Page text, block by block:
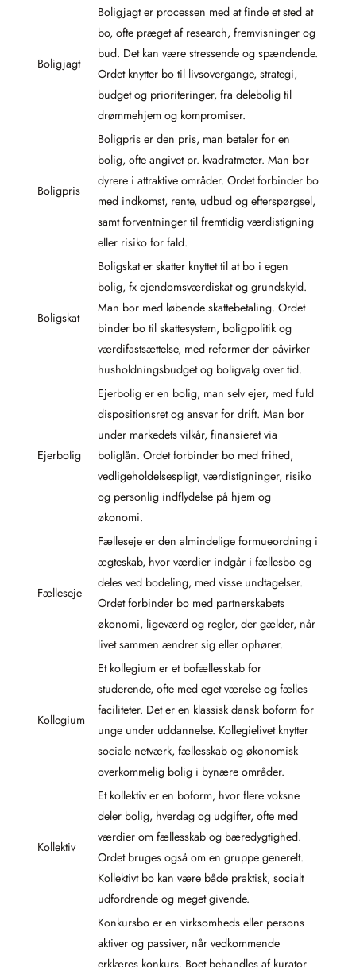
Boligjagt
Boligjagt er processen med at finde et sted at
bo, ofte præget af research, fremvisninger og
bud. Det kan være stressende og spændende.
Ordet knytter bo til livsovergange, strategi,
budget og prioriteringer, fra delebolig til
drømmehjem og kompromiser.
Boligpris
Boligpris er den pris, man betaler for en
bolig, ofte angivet pr. kvadratmeter. Man bor
dyrere i attraktive områder. Ordet forbinder bo
med indkomst, rente, udbud og efterspørgsel,
samt forventninger til fremtidig værdistigning
eller risiko for fald.
Boligskat
Boligskat er skatter knyttet til at bo i egen
bolig, fx ejendomsværdiskat og grundskyld.
Man bor med løbende skattebetaling. Ordet
binder bo til skattesystem, boligpolitik og
værdifastsættelse, med reformer der påvirker
husholdningsbudget og boligvalg over tid.
Ejerbolig
Ejerbolig er en bolig, man selv ejer, med fuld
dispositionsret og ansvar for drift. Man bor
under markedets vilkår, finansieret via
boliglån. Ordet forbinder bo med frihed,
vedligeholdelsespligt, værdistigninger, risiko
og personlig indflydelse på hjem og
økonomi.
Fælleseje
Fælleseje er den almindelige formueordning i
ægteskab, hvor værdier indgår i fællesbo og
deles ved bodeling, med visse undtagelser.
Ordet forbinder bo med partnerskabets
økonomi, ligeværd og regler, der gælder, når
livet sammen ændrer sig eller ophører.
Kollegium
Et kollegium er et bofællesskab for
studerende, ofte med eget værelse og fælles
faciliteter. Det er en klassisk dansk boform for
unge under uddannelse. Kollegielivet knytter
sociale netværk, fællesskab og økonomisk
overkommelig bolig i bynære områder.
Kollektiv
Et kollektiv er en boform, hvor flere voksne
deler bolig, hverdag og udgifter, ofte med
værdier om fællesskab og bæredygtighed.
Ordet bruges også om en gruppe generelt.
Kollektivt bo kan være både praktisk, socialt
udfordrende og meget givende.
Konkursbo er en virksomheds eller persons
aktiver og passiver, når vedkommende